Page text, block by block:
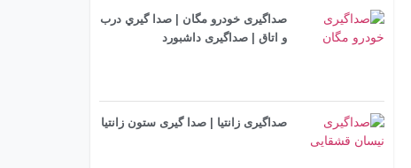
صداگیری خودرو مگان | صدا گيري درب
و اتاق | صداگیری داشبورد
صداگیری زانتیا | صدا گیری ستون زانتیا